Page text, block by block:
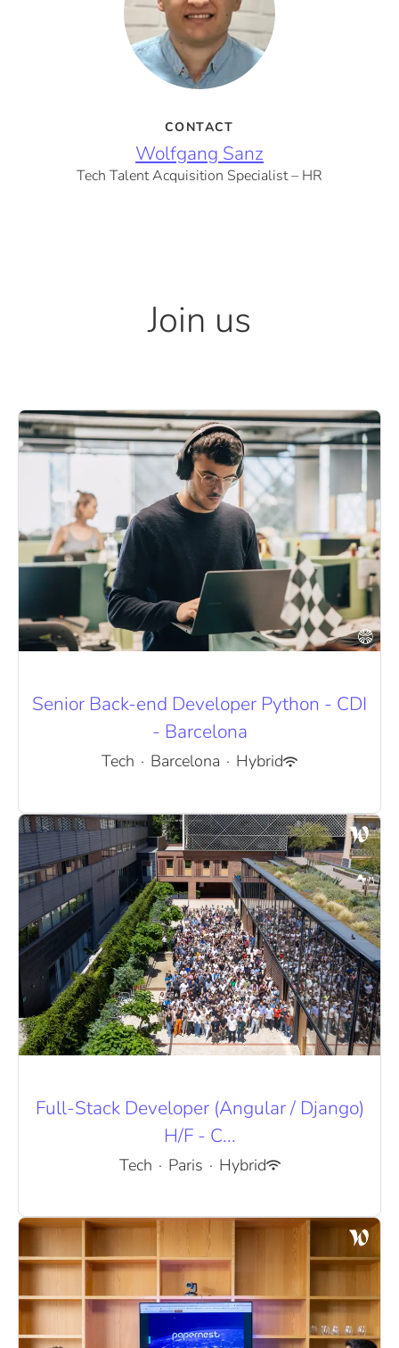
CONTACT
Wolfgang Sanz
Tech Talent Acquisition Specialist – HR
Join us
Senior Back-end Developer Python - CDI
- Barcelona
Tech · Barcelona · Hybrid
Full-Stack Developer (Angular / Django)
H/F - C...
Tech · Paris · Hybrid